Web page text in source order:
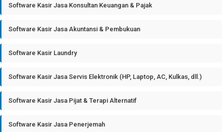
Software Kasir Jasa Konsultan Keuangan & Pajak
Software Kasir Jasa Akuntansi & Pembukuan
Software Kasir Laundry
Software Kasir Jasa Servis Elektronik (HP, Laptop, AC, Kulkas, dll.)
Software Kasir Jasa Pijat & Terapi Alternatif
Software Kasir Jasa Penerjemah